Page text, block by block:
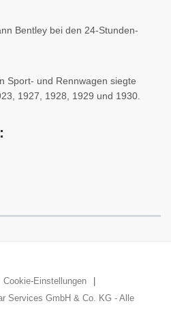
Bentley bei den 24-Stunden-
Sport- und Rennwagen siegte
1927, 1928, 1929 und 1930.
Cookie-Einstellungen
Services GmbH & Co. KG - Alle